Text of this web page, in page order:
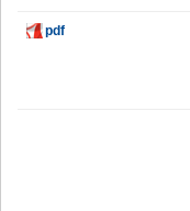
pdf